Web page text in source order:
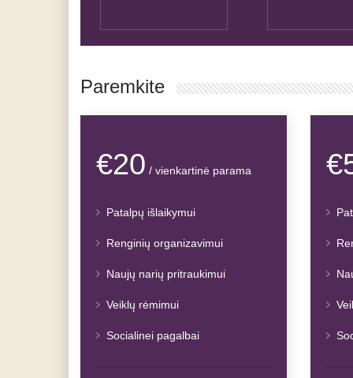
Paremkite
€20 / vienkartinė parama
Patalpų išlaikymui
Renginių organizavimui
Naujų narių pritraukimui
Veiklų rėmimui
Socialinei pagalbai